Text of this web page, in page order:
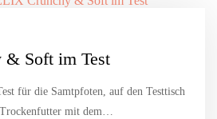
Soft im Test
für die Samtpfoten, auf den Testtisch
mit dem…